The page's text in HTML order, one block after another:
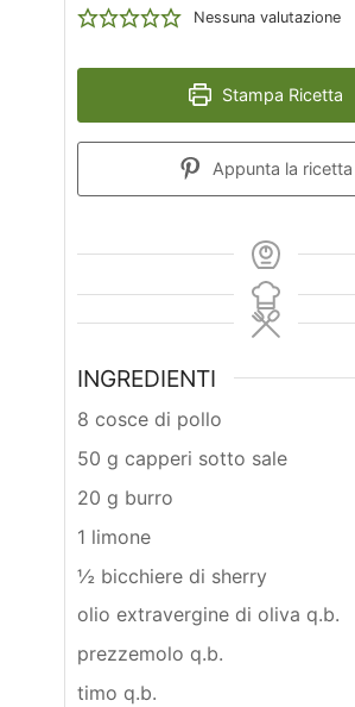
Nessuna valutazione
Stampa Ricetta
Appunta la ricetta
INGREDIENTI
8 cosce di pollo
50 g capperi sotto sale
20 g burro
1 limone
½ bicchiere di sherry
olio extravergine di oliva q.b.
prezzemolo q.b.
timo q.b.